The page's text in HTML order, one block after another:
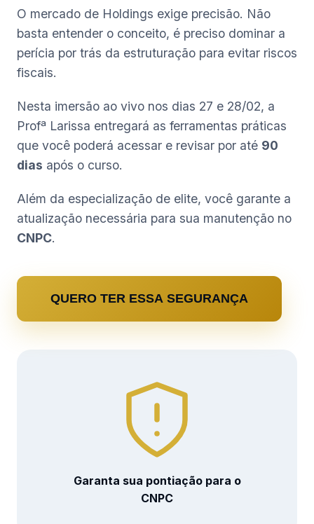
O mercado de Holdings exige precisão. Não
basta entender o conceito, é preciso dominar a
perícia por trás da estruturação para evitar riscos
fiscais.
Nesta imersão ao vivo nos dias 27 e 28/02, a
Profª Larissa entregará as ferramentas práticas
que você poderá acessar e revisar por até 90
dias após o curso.
Além da especialização de elite, você garante a
atualização necessária para sua manutenção no
CNPC.
QUERO TER ESSA SEGURANÇA
Garanta sua pontiação para o
CNPC